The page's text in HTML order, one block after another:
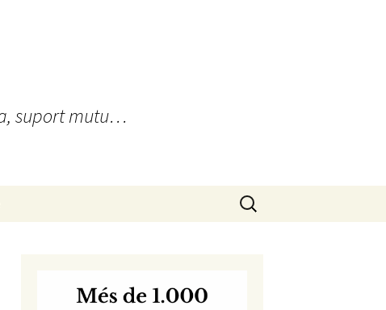
suport mutu…
Cerca: